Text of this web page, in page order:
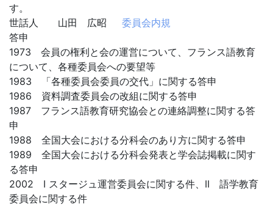
す。
世話人 山田 広昭 委員会内規
答申
1973 会員の権利と会の運営について、フランス語教育
について、各種委員会への要望等
1983 「各種委員会委員の交代」に関する答申
1986 資料調査委員会の改組に関する答申
1987 フランス語教育研究協会との連絡調整に関する答
申
1988 全国大会における分科会のあり方に関する答申
1989 全国大会における分科会発表と学会誌掲載に関す
る答申
2002 I スタージュ運営委員会に関する件、II 語学教育
委員会に関する件